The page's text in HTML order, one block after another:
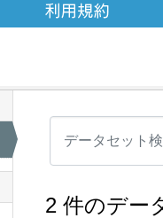
2 件のデー